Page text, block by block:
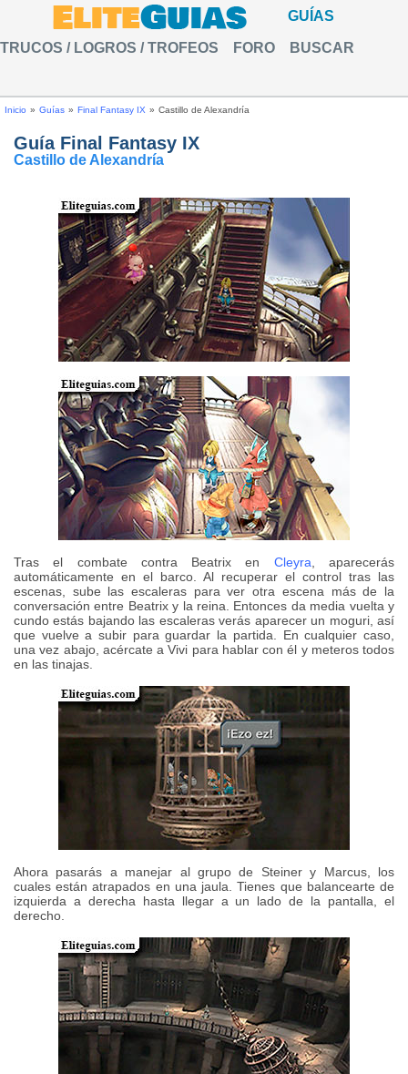
GUÍAS
TRUCOS / LOGROS / TROFEOS FORO BUSCAR
Inicio » Guías » Final Fantasy IX » Castillo de Alexandría
Guía Final Fantasy IX
Castillo de Alexandría
Tras el combate contra Beatrix en Cleyra , aparecerás
automáticamente en el barco. Al recuperar el control tras las
escenas, sube las escaleras para ver otra escena más de la
conversación entre Beatrix y la reina. Entonces da media vuelta y
cundo estás bajando las escaleras verás aparecer un moguri, así
que vuelve a subir para guardar la partida. En cualquier caso,
una vez abajo, acércate a Vivi para hablar con él y meteros todos
en las tinajas.
Ahora pasarás a manejar al grupo de Steiner y Marcus, los
cuales están atrapados en una jaula. Tienes que balancearte de
izquierda a derecha hasta llegar a un lado de la pantalla, el
derecho.